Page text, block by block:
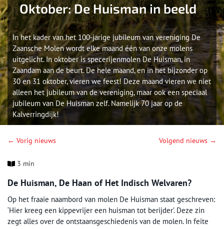
Oktober: De Huisman in beeld
In het kader van het 100-jarige jubileum van vereniging De
Zaansche Molen wordt elke maand één van onze molens
uitgelicht. In oktober is specerijenmolen De Huisman, in
Zaandam aan de beurt. De hele maand, en in het bijzonder op
30 en 31 oktober, vieren we feest! Deze maand vieren we niet
alleen het jubileum van de vereniging, maar ook een speciaal
jubileum van De Huisman zelf. Namelijk 70 jaar op de
Kalverringdijk!
← Vorig nieuws Volgend nieuws →
3 min
De Huisman, De Haan of Het Indisch Welvaren?
Op het fraaie naambord van molen De Huisman staat geschreven:
‘Hier kreeg een kippevrijer een huisman tot berijder’. Deze zin
zegt alles over de ontstaansgeschiedenis van de molen. In feite